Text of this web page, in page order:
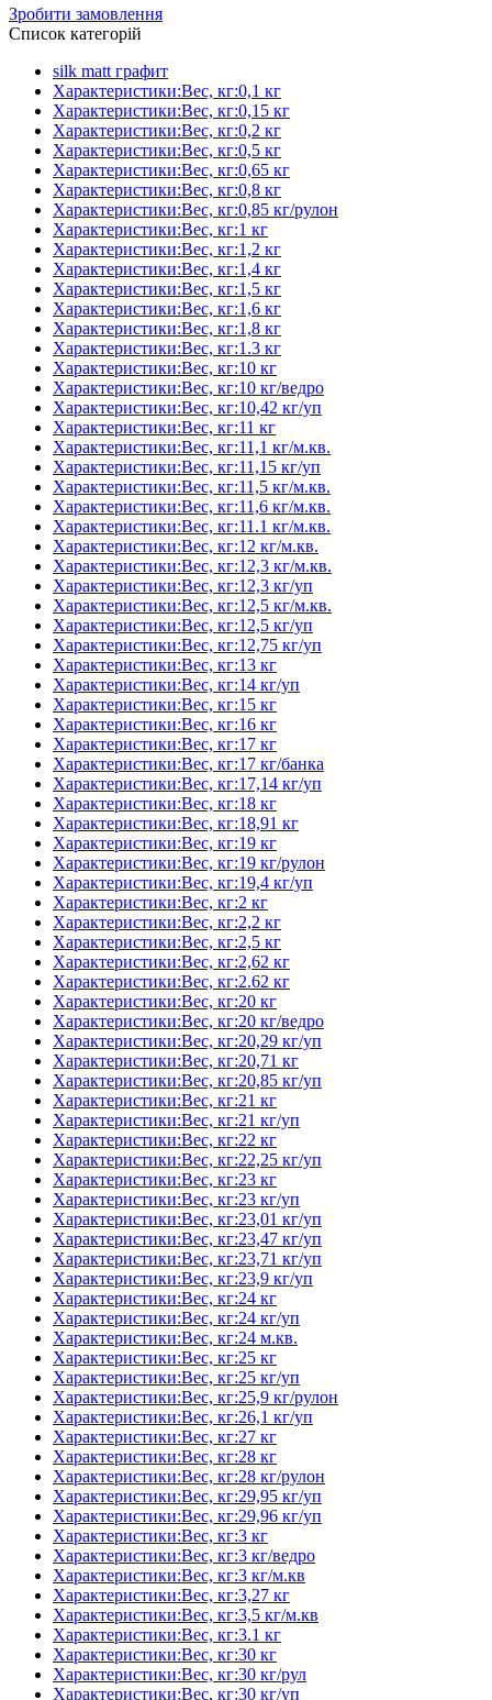
Зробити замовлення
Список категорій
silk matt графит
Характеристики:Вес, кг:0,1 кг
Характеристики:Вес, кг:0,15 кг
Характеристики:Вес, кг:0,2 кг
Характеристики:Вес, кг:0,5 кг
Характеристики:Вес, кг:0,65 кг
Характеристики:Вес, кг:0,8 кг
Характеристики:Вес, кг:0,85 кг/рулон
Характеристики:Вес, кг:1 кг
Характеристики:Вес, кг:1,2 кг
Характеристики:Вес, кг:1,4 кг
Характеристики:Вес, кг:1,5 кг
Характеристики:Вес, кг:1,6 кг
Характеристики:Вес, кг:1,8 кг
Характеристики:Вес, кг:1.3 кг
Характеристики:Вес, кг:10 кг
Характеристики:Вес, кг:10 кг/ведро
Характеристики:Вес, кг:10,42 кг/уп
Характеристики:Вес, кг:11 кг
Характеристики:Вес, кг:11,1 кг/м.кв.
Характеристики:Вес, кг:11,15 кг/уп
Характеристики:Вес, кг:11,5 кг/м.кв.
Характеристики:Вес, кг:11,6 кг/м.кв.
Характеристики:Вес, кг:11.1 кг/м.кв.
Характеристики:Вес, кг:12 кг/м.кв.
Характеристики:Вес, кг:12,3 кг/м.кв.
Характеристики:Вес, кг:12,3 кг/уп
Характеристики:Вес, кг:12,5 кг/м.кв.
Характеристики:Вес, кг:12,5 кг/уп
Характеристики:Вес, кг:12,75 кг/уп
Характеристики:Вес, кг:13 кг
Характеристики:Вес, кг:14 кг/уп
Характеристики:Вес, кг:15 кг
Характеристики:Вес, кг:16 кг
Характеристики:Вес, кг:17 кг
Характеристики:Вес, кг:17 кг/банка
Характеристики:Вес, кг:17,14 кг/уп
Характеристики:Вес, кг:18 кг
Характеристики:Вес, кг:18,91 кг
Характеристики:Вес, кг:19 кг
Характеристики:Вес, кг:19 кг/рулон
Характеристики:Вес, кг:19,4 кг/уп
Характеристики:Вес, кг:2 кг
Характеристики:Вес, кг:2,2 кг
Характеристики:Вес, кг:2,5 кг
Характеристики:Вес, кг:2,62 кг
Характеристики:Вес, кг:2.62 кг
Характеристики:Вес, кг:20 кг
Характеристики:Вес, кг:20 кг/ведро
Характеристики:Вес, кг:20,29 кг/уп
Характеристики:Вес, кг:20,71 кг
Характеристики:Вес, кг:20,85 кг/уп
Характеристики:Вес, кг:21 кг
Характеристики:Вес, кг:21 кг/уп
Характеристики:Вес, кг:22 кг
Характеристики:Вес, кг:22,25 кг/уп
Характеристики:Вес, кг:23 кг
Характеристики:Вес, кг:23 кг/уп
Характеристики:Вес, кг:23,01 кг/уп
Характеристики:Вес, кг:23,47 кг/уп
Характеристики:Вес, кг:23,71 кг/уп
Характеристики:Вес, кг:23,9 кг/уп
Характеристики:Вес, кг:24 кг
Характеристики:Вес, кг:24 кг/уп
Характеристики:Вес, кг:24 м.кв.
Характеристики:Вес, кг:25 кг
Характеристики:Вес, кг:25 кг/уп
Характеристики:Вес, кг:25,9 кг/рулон
Характеристики:Вес, кг:26,1 кг/уп
Характеристики:Вес, кг:27 кг
Характеристики:Вес, кг:28 кг
Характеристики:Вес, кг:28 кг/рулон
Характеристики:Вес, кг:29,95 кг/уп
Характеристики:Вес, кг:29,96 кг/уп
Характеристики:Вес, кг:3 кг
Характеристики:Вес, кг:3 кг/ведро
Характеристики:Вес, кг:3 кг/м.кв
Характеристики:Вес, кг:3,27 кг
Характеристики:Вес, кг:3,5 кг/м.кв
Характеристики:Вес, кг:3.1 кг
Характеристики:Вес, кг:30 кг
Характеристики:Вес, кг:30 кг/рул
Характеристики:Вес, кг:30 кг/уп